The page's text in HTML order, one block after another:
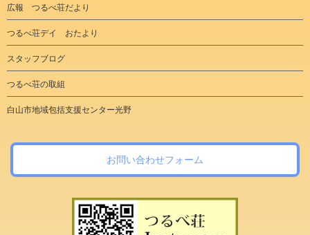
広報 つるべ荘だより
つるべ荘デイ おたより
スタッフブログ
つるべ荘の取組
白山市地域包括支援センター光野
お問い合わせフォーム